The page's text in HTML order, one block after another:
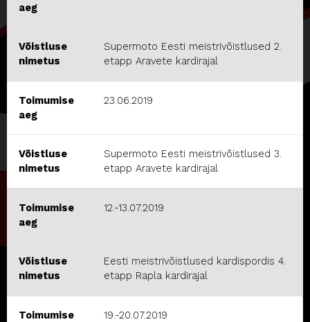
aeg
Võistluse
nimetus
Supermoto Eesti meistrivõistlused 2.
etapp Aravete kardirajal
Toimumise
aeg
23.06.2019
Võistluse
nimetus
Supermoto Eesti meistrivõistlused 3.
etapp Aravete kardirajal
Toimumise
aeg
12.-13.07.2019
Võistluse
nimetus
Eesti meistrivõistlused kardispordis 4.
etapp Rapla kardirajal
Toimumise
19.-20.07.2019